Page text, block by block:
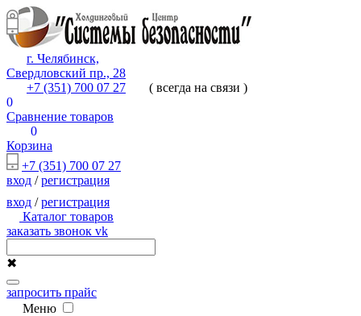
г. Челябинск,
Свердловский пр., 28
+7 (351) 700 07 27
( всегда на связи )
0
Сравнение товаров
0
Корзина
+7 (351) 700 07 27
вход /регистрация
вход /регистрация
Каталог товаров
заказать звонок vk
✖
запросить прайс
Меню